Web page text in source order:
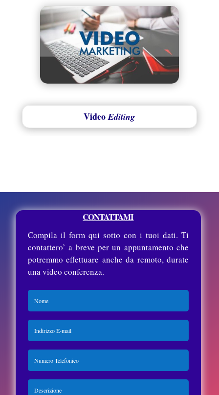
VideoEditing
CONTATTAMI
Compila il form qui sotto con i tuoi dati. Ti
contattero’ a breve per un appuntamento che
potremmo effettuare anche da remoto, durate
una video conferenza.